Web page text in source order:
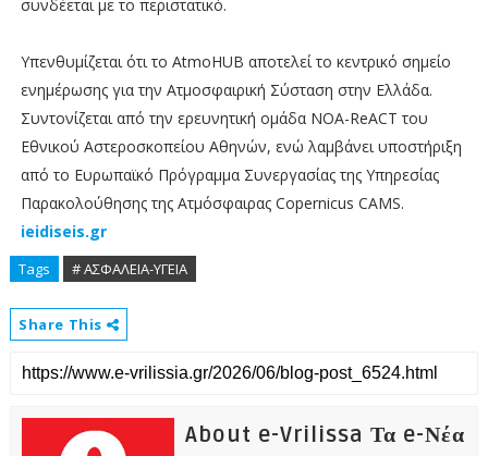
συνδέεται με το περιστατικό.
Υπενθυμίζεται ότι το AtmoHUB αποτελεί το κεντρικό σημείο
ενημέρωσης για την Ατμοσφαιρική Σύσταση στην Ελλάδα.
Συντονίζεται από την ερευνητική ομάδα NOA-ReACT του
Εθνικού Αστεροσκοπείου Αθηνών, ενώ λαμβάνει υποστήριξη
από το Ευρωπαϊκό Πρόγραμμα Συνεργασίας της Υπηρεσίας
Παρακολούθησης της Ατμόσφαιρας Copernicus CAMS.
ieidiseis.gr
Tags # ΑΣΦΑΛΕΙΑ-ΥΓΕΙΑ
Share This
About e-Vrilissa Τα e-Νέα